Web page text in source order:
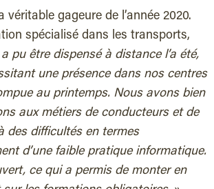
gageure de l’année 2020.
spécialisé dans les transports,
pu être dispensé à distance l’a été,
une présence dans nos centres
au printemps. Nous avons bien
aux métiers de conducteurs et de
des difficultés en termes
d’une faible pratique informatique.
ce qui a permis de monter en